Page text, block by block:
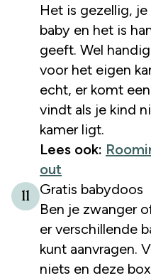
Het is gezellig,
baby en het is
geeft. Wel
voor het eigen
echt, er komt
vindt als je kind
kamer ligt.
Lees ook:
out
11
Gratis babydoos
Ben je zwanger
er verschillende
kunt aanvragen.
niets en deze